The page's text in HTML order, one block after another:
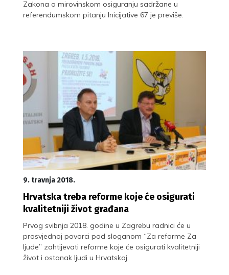
Zakona o mirovinskom osiguranju sadržane u
referendumskom pitanju Inicijative 67 je previše.
9. travnja 2018.
Hrvatska treba reforme koje će osigurati
kvalitetniji život građana
Prvog svibnja 2018. godine u Zagrebu radnici će u
prosvjednoj povorci pod sloganom “Za reforme Za
ljude” zahtijevati reforme koje će osigurati kvalitetniji
život i ostanak ljudi u Hrvatskoj.